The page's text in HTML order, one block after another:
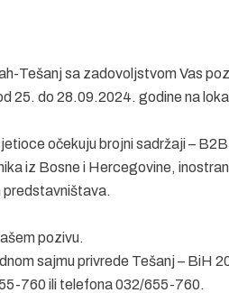
Tešanj sa zadovoljstvom Vas
25. do 28.09.2024. godine na
očekuju brojni sadržaji –
iz Bosne i Hercegovine,
predstavništava.
pozivu.
sajmu privrede Tešanj – BiH
760 ili telefona 032/655-760.